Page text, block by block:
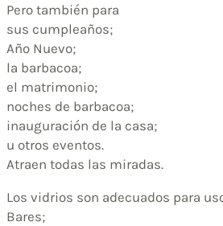
Pero también para
sus cumpleaños;
Año Nuevo;
la barbacoa;
el matrimonio;
noches de barbacoa;
inauguración de la casa;
u otros eventos.
Atraen todas las miradas.
Los vidrios son adecuados para
Bares;